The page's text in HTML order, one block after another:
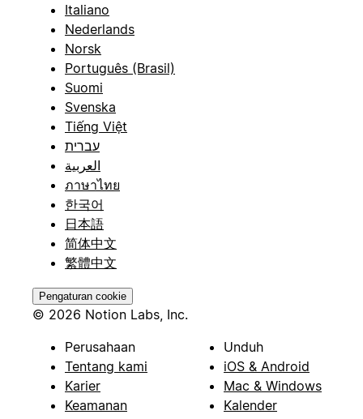
Italiano
Nederlands
Norsk
Português (Brasil)
Suomi
Svenska
Tiếng Việt
עברית
العربية
ภาษาไทย
한국어
日本語
简体中文
繁體中文
Pengaturan cookie
© 2026 Notion Labs, Inc.
Perusahaan
Tentang kami
Karier
Keamanan
Unduh
iOS & Android
Mac & Windows
Kalender